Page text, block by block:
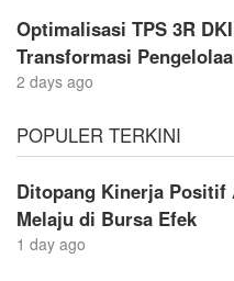
Optimalisasi TPS 3R
Transformasi
2 days ago
POPULER TERKINI
Ditopang Kinerja Positif
Melaju di Bursa Efek
1 day ago